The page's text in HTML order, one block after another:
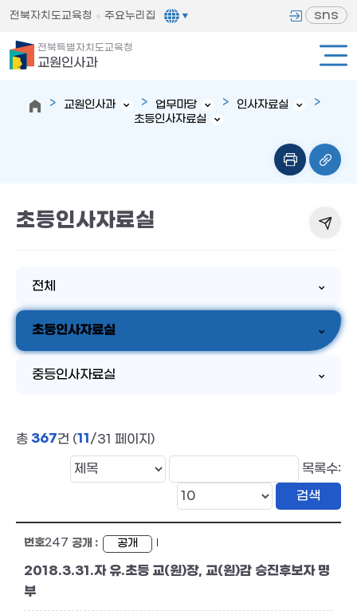
전북자치도교육청 주요누리집 sns
전북특별자치도교육청
교원인사과
교원인사과 업무마당
인사자료실
초등인사자료실
초등인사자료실
전체
초등인사자료실
중등인사자료실
총 367건 (11/31 페이지)
목록수:
247 공개
2018.3.31.자 유.초등 교(원)장, 교(원)감 승진후보자 명
부